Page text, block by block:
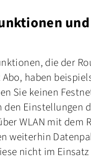
die der
haben
Sie keinen
Einstellungen
WLAN mit dem
weiterhin
nicht im